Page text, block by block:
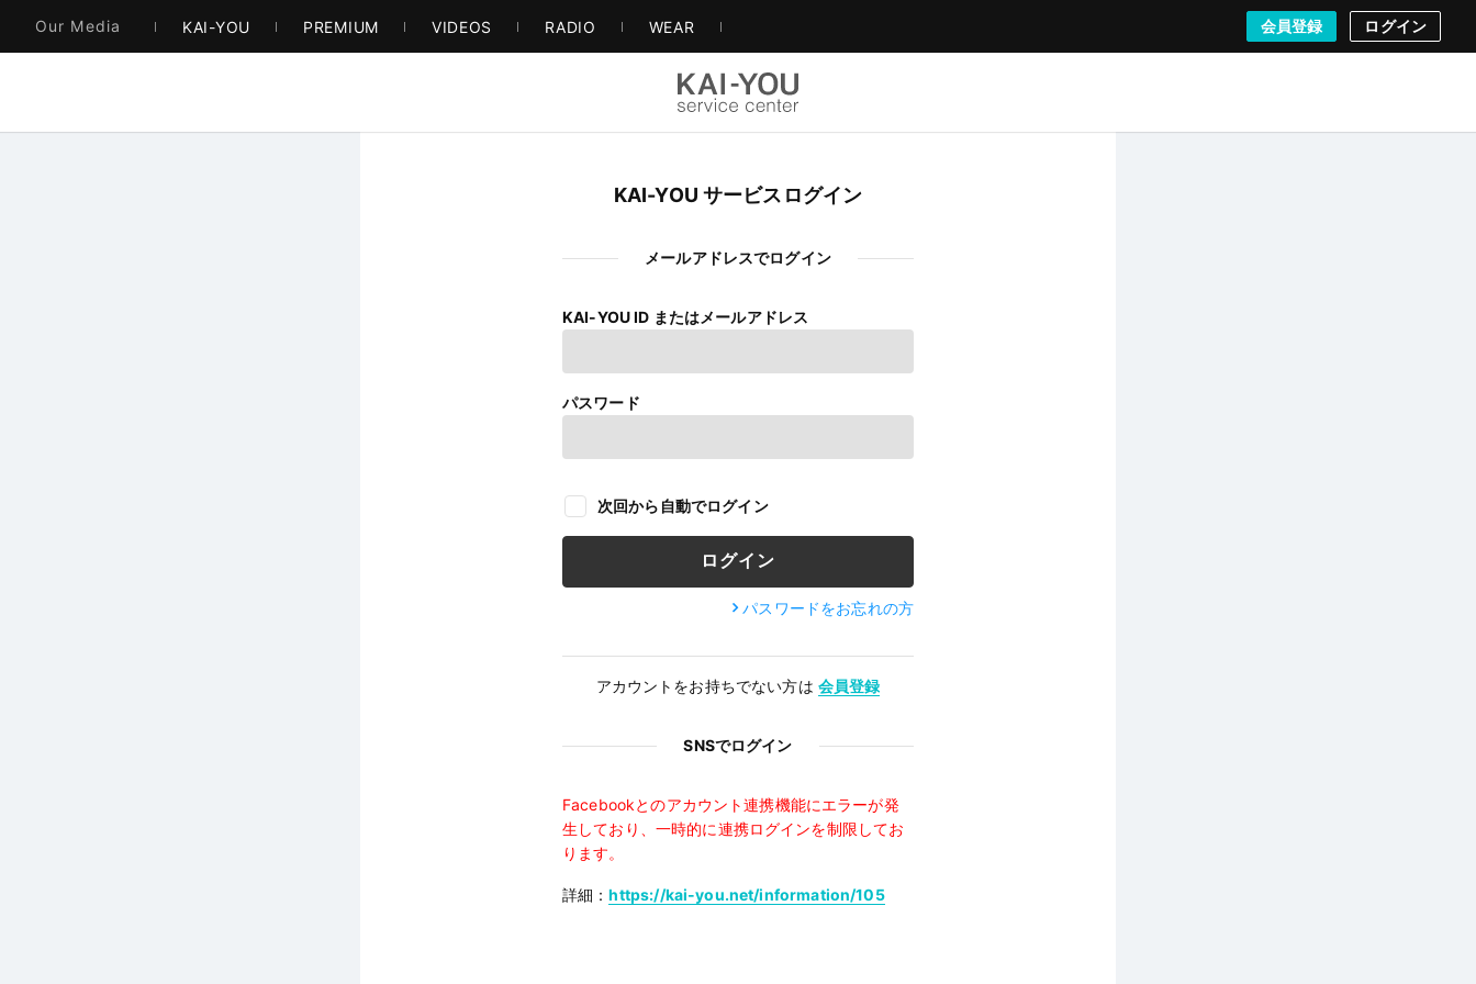
Our Media KAI-YOU PREMIUM VIDEOS RADIO WEAR 会員登録 ログイン
KAI-YOU サービスログイン
メールアドレスでログイン
KAI-YOU ID またはメールアドレス
パスワード
次回から自動でログイン
パスワードをお忘れの方
アカウントをお持ちでない方は 会員登録
SNSでログイン
Facebookとのアカウント連携機能にエラーが発
生しており、一時的に連携ログインを制限してお
ります。
詳細：https://kai-you.net/information/105